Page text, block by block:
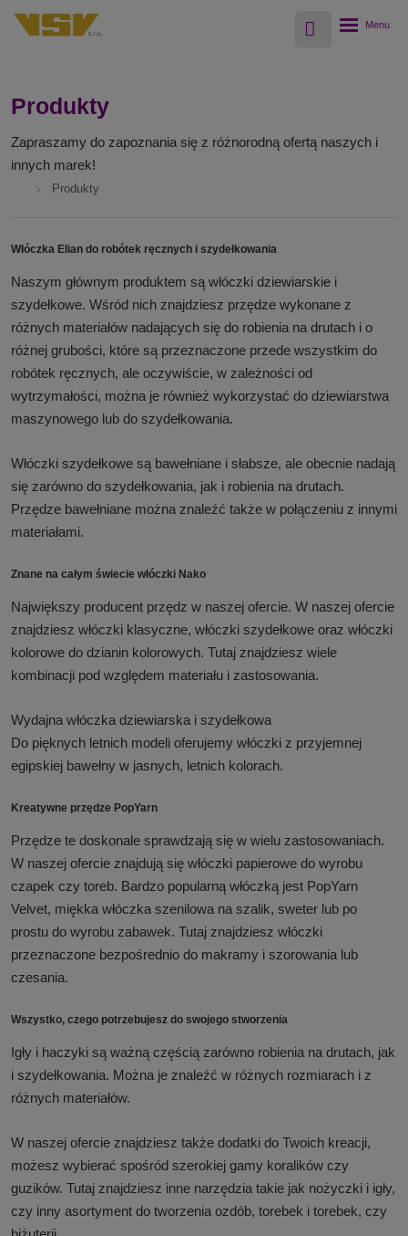
Vyhledávání
Rozbalení
Produkty
Zapraszamy do zapoznania się z różnorodną ofertą naszych i
innych marek!
Produkty
Włóczka Elian do robótek ręcznych i szydełkowania
Naszym głównym produktem są włóczki dziewiarskie i
szydełkowe. Wśród nich znajdziesz przędze wykonane z
różnych materiałów nadających się do robienia na drutach i o
różnej grubości, które są przeznaczone przede wszystkim do
robótek ręcznych, ale oczywiście, w zależności od
wytrzymałości, można je również wykorzystać do dziewiarstwa
maszynowego lub do szydełkowania.
Włóczki szydełkowe są bawełniane i słabsze, ale obecnie nadają
się zarówno do szydełkowania, jak i robienia na drutach.
Przędze bawełniane można znaleźć także w połączeniu z innymi
materiałami.
Znane na całym świecie włóczki Nako
Największy producent przędz w naszej ofercie. W naszej ofercie
znajdziesz włóczki klasyczne, włóczki szydełkowe oraz włóczki
kolorowe do dzianin kolorowych. Tutaj znajdziesz wiele
kombinacji pod względem materiału i zastosowania.
Wydajna włóczka dziewiarska i szydełkowa
Do pięknych letnich modeli oferujemy włóczki z przyjemnej
egipskiej bawełny w jasnych, letnich kolorach.
Kreatywne przędze PopYarn
Przędze te doskonale sprawdzają się w wielu zastosowaniach.
W naszej ofercie znajdują się włóczki papierowe do wyrobu
czapek czy toreb. Bardzo popularną włóczką jest PopYarn
Velvet, miękka włóczka szenilowa na szalik, sweter lub po
prostu do wyrobu zabawek. Tutaj znajdziesz włóczki
przeznaczone bezpośrednio do makramy i szorowania lub
czesania.
Wszystko, czego potrzebujesz do swojego stworzenia
Igły i haczyki są ważną częścią zarówno robienia na drutach, jak
i szydełkowania. Można je znaleźć w różnych rozmiarach i z
różnych materiałów.
W naszej ofercie znajdziesz także dodatki do Twoich kreacji,
możesz wybierać spośród szerokiej gamy koralików czy
guzików. Tutaj znajdziesz inne narzędzia takie jak nożyczki i igły,
czy inny asortyment do tworzenia ozdób, torebek i torebek, czy